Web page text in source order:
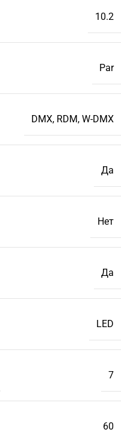
10.2
Par
DMX, RDM, W-DMX
Да
Нет
Да
LED
7
60